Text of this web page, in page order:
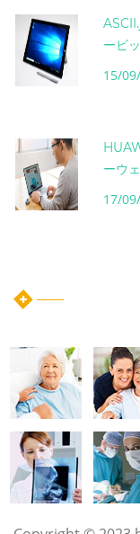
ービ
15/
ーウ
17/